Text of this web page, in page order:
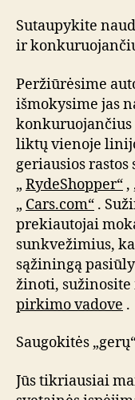
Sutaupykite
ir
Peržiūrėsime
išmokysime jas
liktų vienoje
geriausios rastos
„ RydeShopper“ ,
„ Cars.com“ .
prekiautojai
sunkvežimius,
sąžiningą
žinoti, sužinosite
pirkimo vadove .
Saugokitės
Jūs tikriausiai